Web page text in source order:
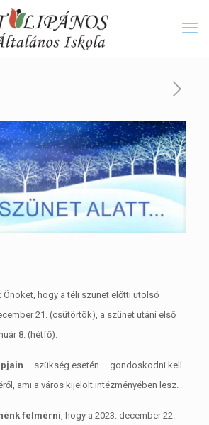
hogy a téli szünet előtti utolsó
21. (csütörtök), a szünet utáni első
8. (hétfő).
– szükség esetén – gondoskodni kell
ami a város kijelölt intézményében lesz.
felmérni , hogy a 2023. december 22.